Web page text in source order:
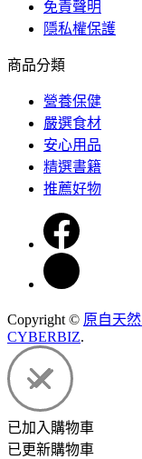
免責聲明
隱私權保護
商品分類
營養保健
嚴選食材
安心用品
精選書籍
推薦好物
Copyright © 原自天然
CYBERBIZ.
已加入購物車
已更新購物車